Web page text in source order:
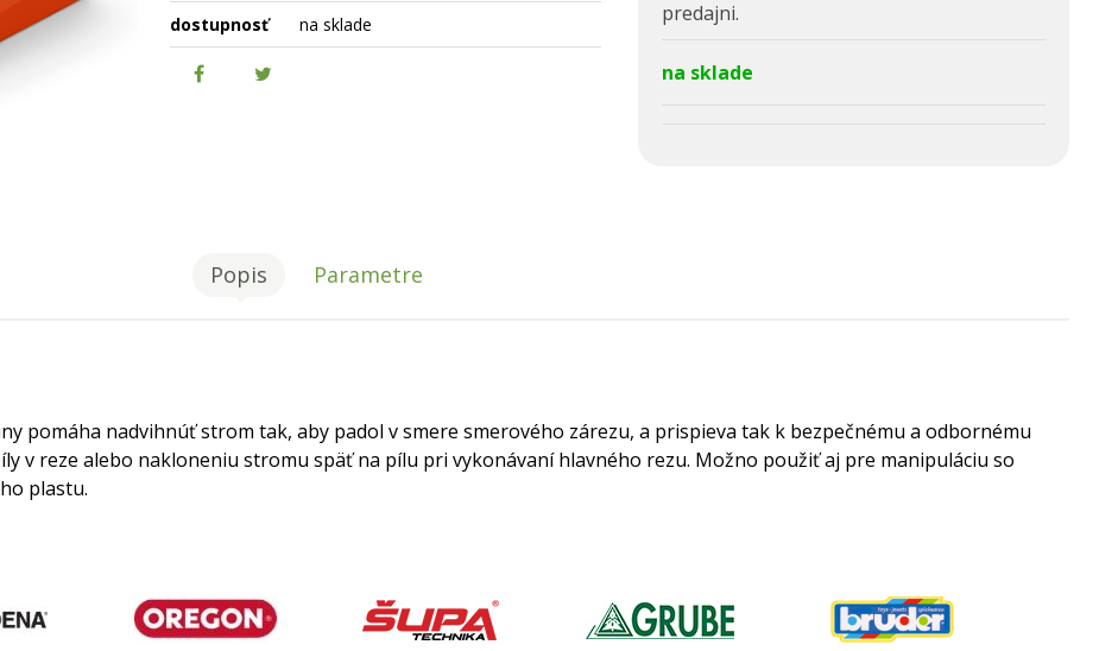
predajni.
na sklade
dostupnosť
na sklade
Popis Parametre
pomáha nadvihnúť strom tak, aby padol v smere smerového zárezu, a prispieva tak k bezpečnému a odbornému
v reze alebo nakloneniu stromu späť na pílu pri vykonávaní hlavného rezu. Možno použiť aj pre manipuláciu so
plastu.